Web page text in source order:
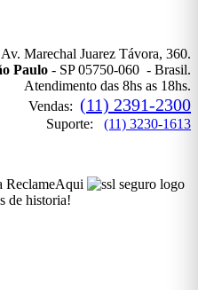
Av. Marechal Juarez Távora, 360.
Paulo - SP 05750-060 - Brasil.
Atendimento das 8hs as 18hs.
Vendas: (11) 2391-2300
Suporte: (11) 3230-1613
de historia!